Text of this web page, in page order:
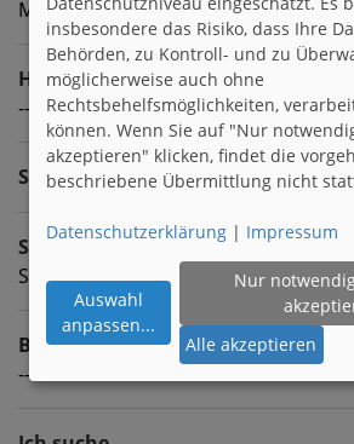
Magie
Homepage
---
Sprachen
Sternzeichen
Steinbock
Beruf
---
insbesondere das Risiko, dass Ihre
Behörden, zu Kontroll- und zu
möglicherweise auch ohne
Rechtsbehelfsmöglichkeiten,
können. Wenn Sie auf "Nur
akzeptieren" klicken, findet die
beschriebene Übermittlung nicht
Datenschutzerklärung | Impressum
Auswahl
anpassen...
Nur
Alle akzeptieren